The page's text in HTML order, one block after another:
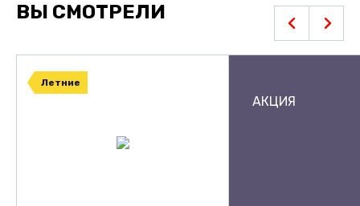
ВЫ СМОТРЕЛИ
Летние
АКЦИЯ